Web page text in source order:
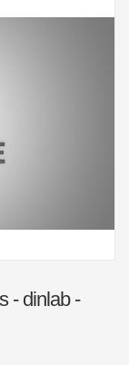
- dinlab -